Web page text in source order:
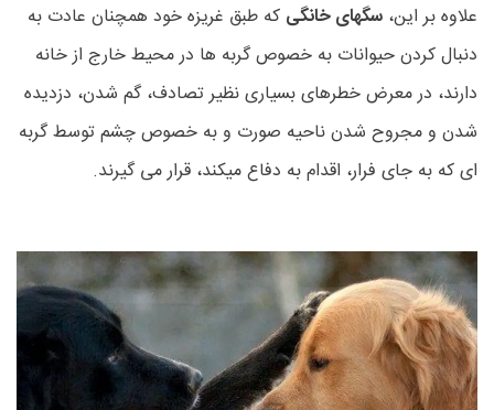
علاوه بر این، سگهای خانگی که طبق غریزه خود همچنان عادت به
دنبال کردن حیوانات به خصوص گربه ها در محیط خارج از خانه
دارند، در معرض خطرهای بسیاری نظیر تصادف، گم شدن، دزدیده
شدن و مجروح شدن ناحیه صورت و به خصوص چشم توسط گربه
ای که به جای فرار، اقدام به دفاع میکند، قرار می گیرند.